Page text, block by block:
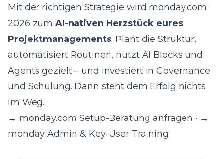
Mit der richtigen Strategie wird monday.com
2026 zum AI-nativen Herzstück eures
Projektmanagements. Plant die Struktur,
automatisiert Routinen, nutzt AI Blocks und
Agents gezielt – und investiert in Governance
und Schulung. Dann steht dem Erfolg nichts
im Weg.
→ monday.com Setup-Beratung anfragen · →
monday Admin & Key-User Training